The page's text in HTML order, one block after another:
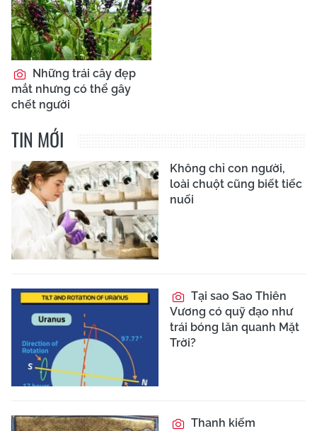
Những trái cây đẹp
mắt nhưng có thể gây
chết người
TIN MỚI
Không chỉ con người,
loài chuột cũng biết tiếc
nuối
Tại sao Sao Thiên
Vương có quỹ đạo như
trái bóng lăn quanh Mặt
Trời?
Thanh kiếm